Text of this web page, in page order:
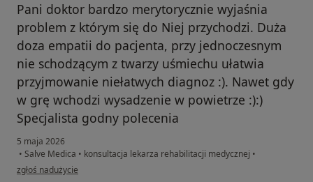
Pani doktor bardzo merytorycznie wyjaśnia
problem z którym się do Niej przychodzi. Duża
doza empatii do pacjenta, przy jednoczesnym
nie schodzącym z twarzy uśmiechu ułatwia
przyjmowanie niełatwych diagnoz :). Nawet gdy
w grę wchodzi wysadzenie w powietrze :):)
Specjalista godny polecenia
5 maja 2026
• Salve Medica • konsultacja lekarza rehabilitacji medycznej •
w opinii użytkownika Bartłomiej
zgłoś nadużycie